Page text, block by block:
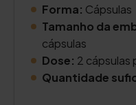
Forma: Cápsulas
Tamanho da
cápsulas
Dose: 2 cápsulas
Quantidade